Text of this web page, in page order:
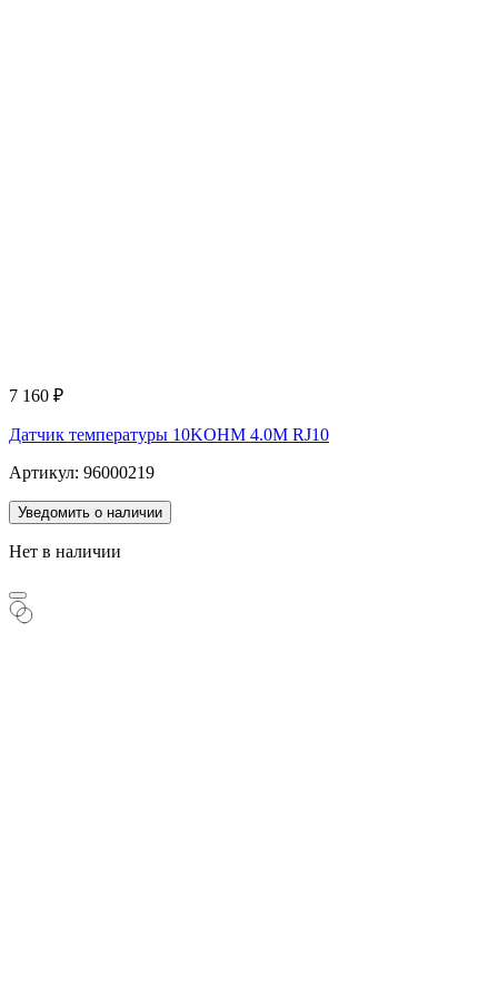
7 160 ₽
Датчик температуры 10KOHM 4.0M RJ10
Артикул: 96000219
Уведомить о наличии
Нет в наличии